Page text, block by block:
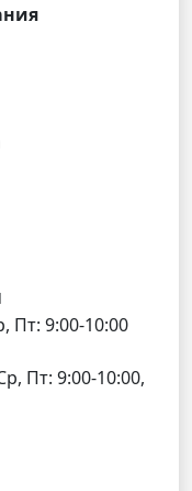
Пт: 9:00-10:00
Пт: 9:00-10:00,